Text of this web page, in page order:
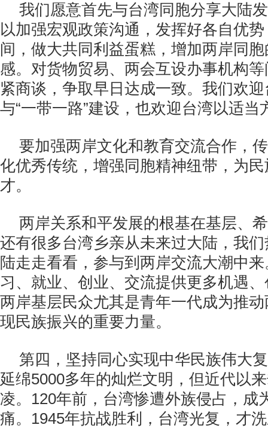
我们愿意首先与台湾同胞分享大陆
以加强宏观政策沟通，发挥好各自优
间，做大共同利益蛋糕，增加两岸同
感。对货物贸易、两会互设办事机构
紧商谈，争取早日达成一致。我们欢
与“一带一路”建设，也欢迎台湾以适当
要加强两岸文化和教育交流合作，
化优秀传统，增强同胞精神纽带，为
才。
两岸关系和平发展的根基在基层、
还有很多台湾乡亲从未来过大陆，我
陆走走看看，参与到两岸交流大潮中
习、就业、创业、交流提供更多机遇
两岸基层民众尤其是青年一代成为推
现民族振兴的重要力量。
第四，坚持同心实现中华民族伟大
延绵5000多年的灿烂文明，但近代以
凌。 120年前，台湾惨遭外族侵占，成
痛。 1945年抗战胜利，台湾光复，才